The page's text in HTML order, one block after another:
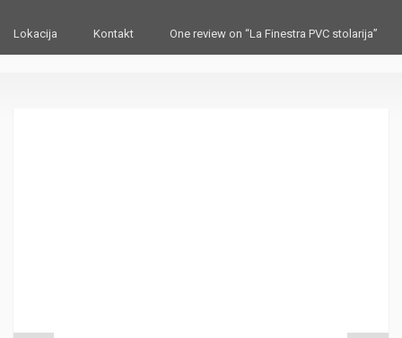
Lokacija Kontakt One review on “La Finestra PVC stolarija”